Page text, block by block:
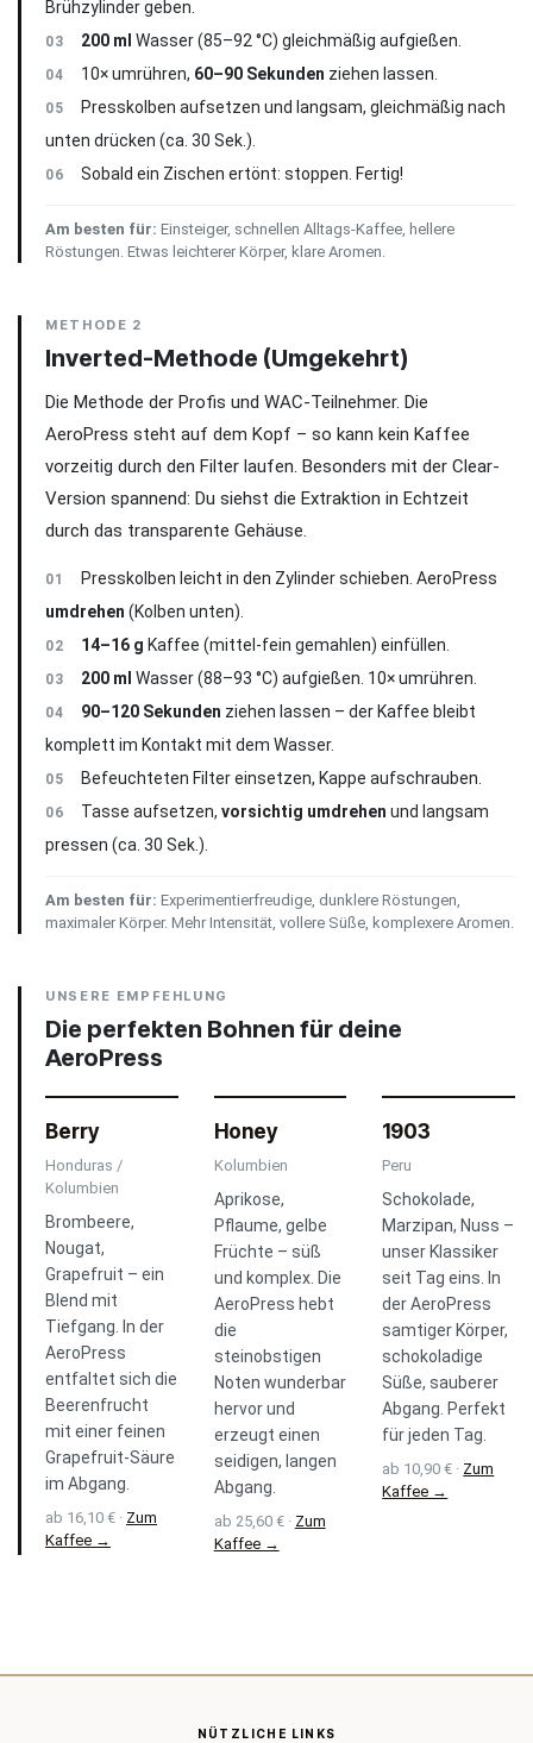
Brühzylinder geben.
03 200 ml Wasser (85–92 °C) gleichmäßig aufgießen.
04 10× umrühren, 60–90 Sekunden ziehen lassen.
05
Presskolben aufsetzen und langsam, gleichmäßig nach
unten drücken (ca. 30 Sek.).
06 Sobald ein Zischen ertönt: stoppen. Fertig!
Am besten für: Einsteiger, schnellen Alltags-Kaffee, hellere
Röstungen. Etwas leichterer Körper, klare Aromen.
METHODE 2
Inverted-Methode (Umgekehrt)
Die Methode der Profis und WAC-Teilnehmer. Die
AeroPress steht auf dem Kopf – so kann kein Kaffee
vorzeitig durch den Filter laufen. Besonders mit der Clear-
Version spannend: Du siehst die Extraktion in Echtzeit
durch das transparente Gehäuse.
01
Presskolben leicht in den Zylinder schieben. AeroPress
umdrehen (Kolben unten).
02 14–16 g Kaffee (mittel-fein gemahlen) einfüllen.
03 200 ml Wasser (88–93 °C) aufgießen. 10× umrühren.
04 90–120 Sekunden ziehen lassen – der Kaffee bleibt
komplett im Kontakt mit dem Wasser.
05 Befeuchteten Filter einsetzen, Kappe aufschrauben.
06 Tasse aufsetzen,vorsichtig umdrehen und langsam
pressen (ca. 30 Sek.).
Am besten für: Experimentierfreudige, dunklere Röstungen,
maximaler Körper. Mehr Intensität, vollere Süße, komplexere Aromen.
UNSERE EMPFEHLUNG
Die perfekten Bohnen für deine
AeroPress
Berry
Honduras /
Kolumbien
Brombeere,
Nougat,
Grapefruit – ein
Blend mit
Tiefgang. In der
AeroPress
entfaltet sich die
Beerenfrucht
mit einer feinen
Grapefruit-Säure
im Abgang.
ab 16,10 € · Zum
Kaffee →
Honey
Kolumbien
Aprikose,
Pflaume, gelbe
Früchte – süß
und komplex. Die
AeroPress hebt
die
steinobstigen
Noten wunderbar
hervor und
erzeugt einen
seidigen, langen
Abgang.
ab 25,60 € · Zum
Kaffee →
1903
Peru
Schokolade,
Marzipan, Nuss –
unser Klassiker
seit Tag eins. In
der AeroPress
samtiger Körper,
schokoladige
Süße, sauberer
Abgang. Perfekt
für jeden Tag.
ab 10,90 € · Zum
Kaffee →
NÜTZLICHE LINKS